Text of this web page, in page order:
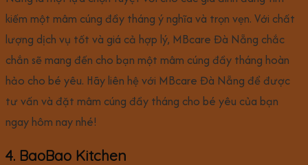
kiếm một mâm cúng đầy tháng ý nghĩa và trọn vẹn. Với chất
lượng dịch vụ tốt và giá cả hợp lý, MBcare Đà Nẵng chắc
chắn sẽ mang đến cho bạn một mâm cúng đầy tháng hoàn
hảo cho bé yêu. Hãy liên hệ với MBcare Đà Nẵng để được
tư vấn và đặt mâm cúng đầy tháng cho bé yêu của bạn
ngay hôm nay nhé!
4. BaoBao Kitchen